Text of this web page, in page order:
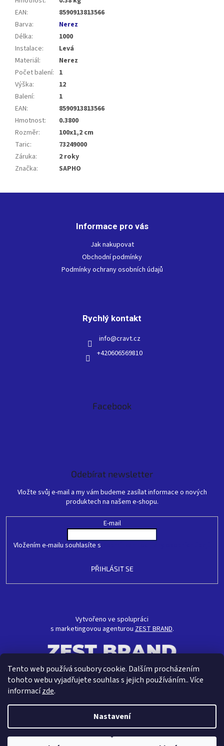
Tento web používá soubory cookie. Dalším procházením
tohoto webu vyjadřujete souhlas s jejich používáním.. Více
informacízde.
Nastavení
EAN:
8590913813566
Barva:
Nerez
Délka:
1000
Instalace:
Levá
Materiál:
Nerez
Počet balení: 1
Výška:
12
Balení:
1
EAN:
8590913813566
Hmotnost:
0.3800
Rozměr:
100x1,2 cm
Taric:
73249000
Záruka:
2 roky
Značka: SAPHO
Informace pro vás
Jak nakupovat
Obchodní podmínky
Podmínky ochrany osobních údajů
Rychlý kontakt
info@cravt.cz
+420606569810
Facebook
Odebírat newsletter
Vložte svůj e-mail a my vám budeme zasílat informace o nových
produktech na našem e-shopu.
E-mail
Vložením e-mailu souhlasíte s
PŘIHLÁSIT SE
Vytvořeno ve spolupráci
s marketingovou agenturou ZEST BRAND.
Vytvořil Shoptet